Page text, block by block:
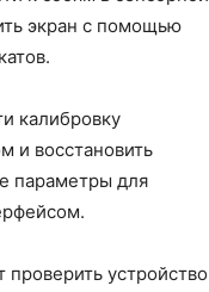
экран с помощью
калибровку
и восстановить
параметры для
проверить устройство